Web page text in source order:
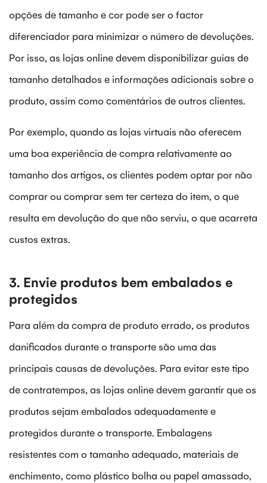
opções de tamanho e cor pode ser o factor
diferenciador para minimizar o número de devoluções.
Por isso, as lojas online devem disponibilizar guias de
tamanho detalhados e informações adicionais sobre o
produto, assim como comentários de outros clientes.
Por exemplo, quando as lojas virtuais não oferecem
uma boa experiência de compra relativamente ao
tamanho dos artigos, os clientes podem optar por não
comprar ou comprar sem ter certeza do item, o que
resulta em devolução do que não serviu, o que acarreta
custos extras.
3. Envie produtos bem embalados e
protegidos
Para além da compra de produto errado, os produtos
danificados durante o transporte são uma das
principais causas de devoluções. Para evitar este tipo
de contratempos, as lojas online devem garantir que os
produtos sejam embalados adequadamente e
protegidos durante o transporte. Embalagens
resistentes com o tamanho adequado, materiais de
enchimento, como plástico bolha ou papel amassado,